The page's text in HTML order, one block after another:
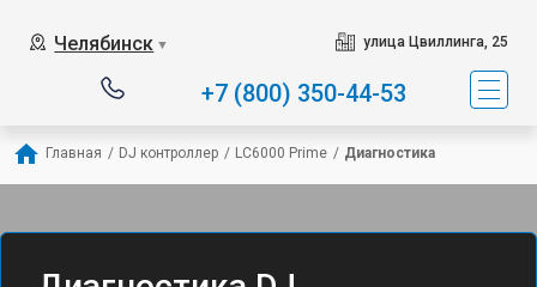
Челябинск ▼ улица Цвиллинга, 25
+7 (800) 350-44-53
Главная / DJ контроллер / LC6000 Prime / Диагностика